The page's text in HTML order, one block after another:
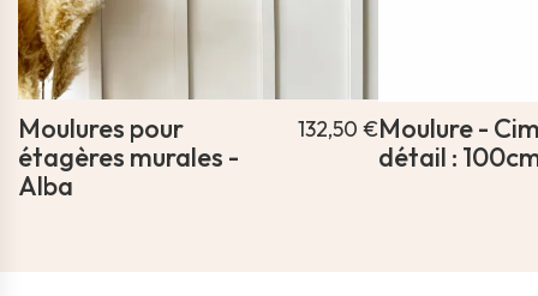
Moulures pour
étagères murales -
Alba
132,50 €Moulure -
détail :